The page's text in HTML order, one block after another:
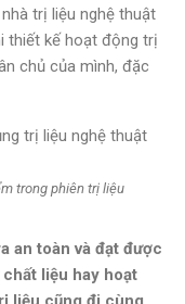
trị liệu nghệ thuật
thiết kế hoạt động trị
chủ của mình, đặc
trong phiên trị liệu
an toàn và đạt được
liệu hay hoạt